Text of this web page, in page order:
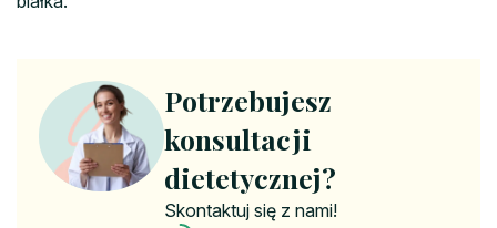
Potrzebujesz
konsultacji
dietetycznej?
Skontaktuj się z nami!